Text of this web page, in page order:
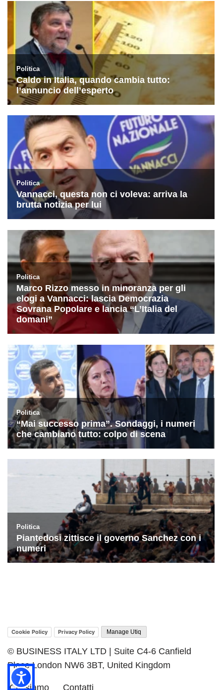
Cookie Policy Privacy Policy Manage Utiq
© BUSINESS ITALY LTD | Suite C4-6 Canfield
Place London NW6 3BT, United Kingdom
Chi siamo Contatti